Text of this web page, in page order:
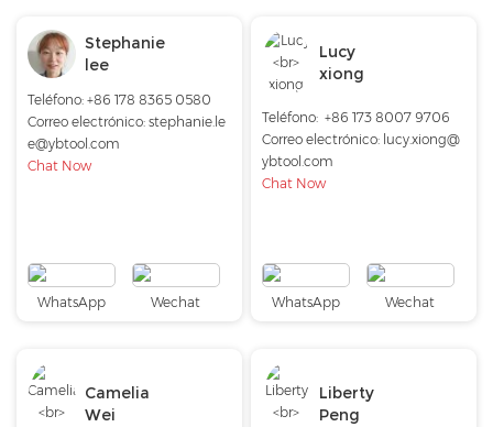
Stephanie
lee
Teléfono: +86 178 8365 0580
Correo electrónico: stephanie.le
e@ybtool.com
Chat Now
WhatsApp Wechat
Lucy
xiong
Teléfono: +86 173 8007 9706
Correo electrónico: lucy.xiong@
ybtool.com
Chat Now
WhatsApp Wechat
Camelia
Wei
Liberty
Peng